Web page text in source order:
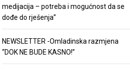
medijacija – potreba i mogućnost da se
dođe do rješenja”
NEWSLETTER -Omladinska razmjena
“DOK NE BUDE KASNO!”